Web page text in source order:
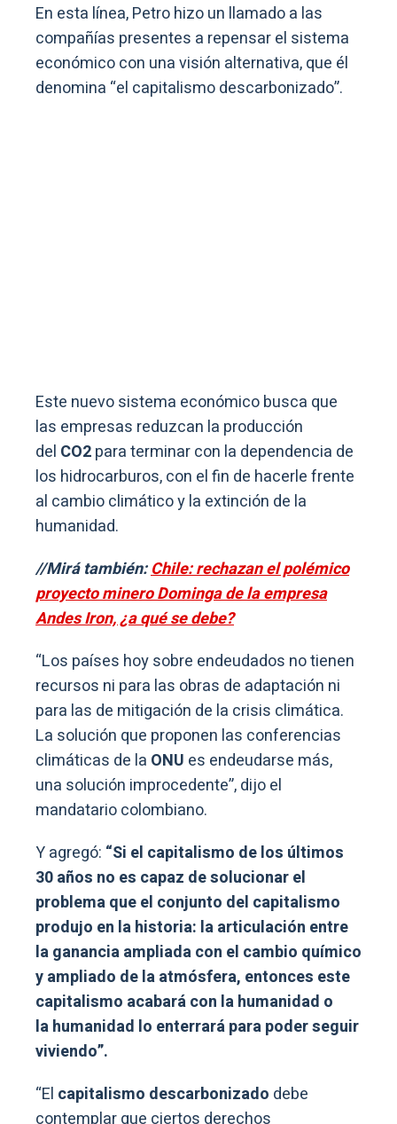
En esta línea, Petro hizo un llamado a las
compañías presentes a repensar el sistema
económico con una visión alternativa, que él
denomina “el capitalismo descarbonizado”.
Este nuevo sistema económico busca que
las empresas reduzcan la producción
del CO2para terminar con la dependencia de
los hidrocarburos, con el fin de hacerle frente
al cambio climático y la extinción de la
humanidad.
//Mirá también:Chile: rechazan el polémico
proyecto minero Dominga de la empresa
Andes Iron, ¿a qué se debe?
“Los países hoy sobre endeudados no tienen
recursos ni para las obras de adaptación ni
para las de mitigación de la crisis climática.
La solución que proponen las conferencias
climáticas de la ONU es endeudarse más,
una solución improcedente”, dijo el
mandatario colombiano.
Y agregó: “Si el capitalismo de los últimos
30 años no es capaz de solucionar el
problema que el conjunto del capitalismo
produjo en la historia: la articulación entre
la ganancia ampliada con el cambio químico
y ampliado de la atmósfera, entonces este
capitalismo acabará con la humanidad o
la humanidad lo enterrará para poder seguir
viviendo”.
“El capitalismo descarbonizado debe
contemplar que ciertos derechos